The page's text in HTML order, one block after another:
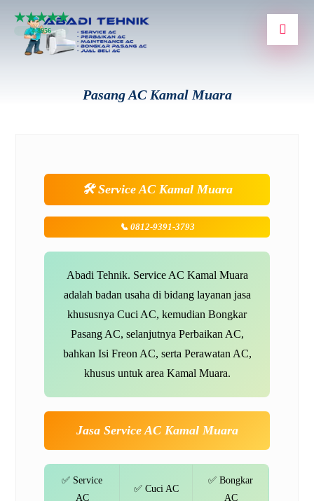
Pasang AC Kamal Muara
🛠️Service AC Kamal Muara
📞 0812-9391-3793
Abadi Tehnik. Service AC Kamal Muara
adalah badan usaha di bidang layanan jasa
khususnya Cuci AC, kemudian Bongkar
Pasang AC, selanjutnya Perbaikan AC,
bahkan Isi Freon AC, serta Perawatan AC,
khusus untuk area Kamal Muara.
Jasa Service AC Kamal Muara
✅ Service
AC
✅ Cuci AC
✅ Bongkar
AC
★★★★★
4.8956